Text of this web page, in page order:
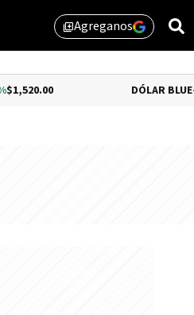
library_addAgreganos
DÓLAR BLUE-0.33%